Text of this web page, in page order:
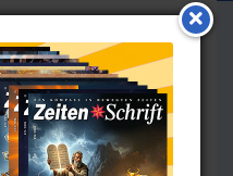
zum Stichwort